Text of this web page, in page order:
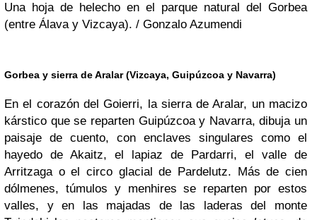
Una hoja de helecho en el parque natural del Gorbea
(entre Álava y Vizcaya). / Gonzalo Azumendi
Gorbea y sierra de Aralar (Vizcaya, Guipúzcoa y Navarra)
En el corazón del Goierri, la sierra de Aralar, un macizo
kárstico que se reparten Guipúzcoa y Navarra, dibuja un
paisaje de cuento, con enclaves singulares como el
hayedo de Akaitz, el lapiaz de Pardarri, el valle de
Arritzaga o el circo glacial de Pardelutz. Más de cien
dólmenes, túmulos y menhires se reparten por estos
valles, y en las majadas de las laderas del monte